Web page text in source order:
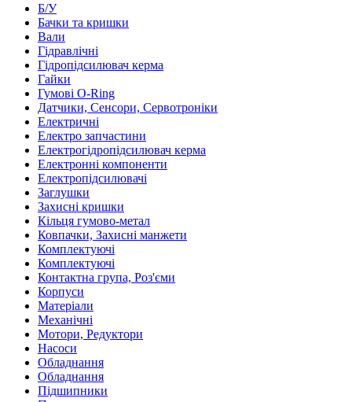
Б/У
Бачки та кришки
Вали
Гідравлічні
Гідропідсилювач керма
Гайки
Гумові O-Ring
Датчики, Сенсори, Сервотроніки
Електричні
Електро запчастини
Електрогідропідсилювач керма
Електронні компоненти
Електропідсилювачі
Заглушки
Захисні кришки
Кільця гумово-метал
Ковпачки, Захисні манжети
Комплектуючі
Комплектуючі
Контактна група, Роз'єми
Корпуси
Матеріали
Механічні
Мотори, Редуктори
Насоси
Обладнання
Обладнання
Підшипники